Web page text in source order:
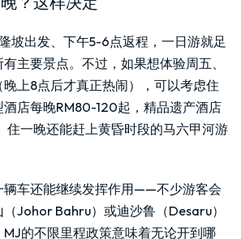
坡出发、下午5-6点返程，一日游就足
主要景点。不过，如果想体验周五、
上8点后才真正热闹），可以考虑住
店每晚RM80-120起，精品遗产酒店
住一晚还能赶上黄昏时段的马六甲河游
辆车还能继续发挥作用——不少游客会
Johor Bahru）或迪沙鲁（Desaru）
的不限里程政策意味着无论开到哪